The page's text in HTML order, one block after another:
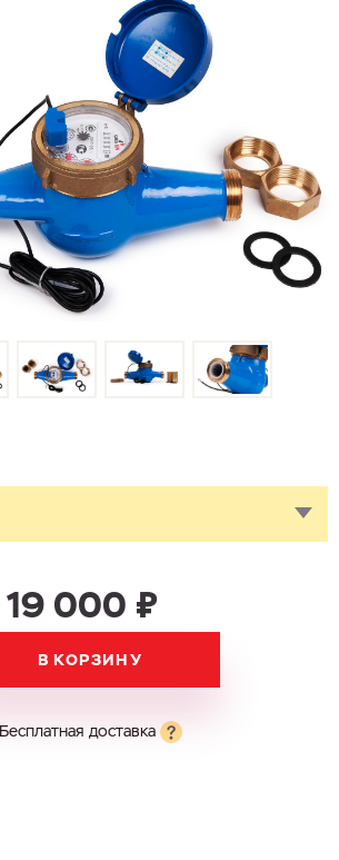
19 000 ₽
В КОРЗИНУ
Бесплатная доставка